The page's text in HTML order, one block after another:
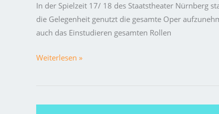
In der Spielzeit 17/ 18 des Staatstheater Nürnberg
die Gelegenheit genutzt die gesamte Oper
auch das Einstudieren gesamten Rollen
Weiterlesen »